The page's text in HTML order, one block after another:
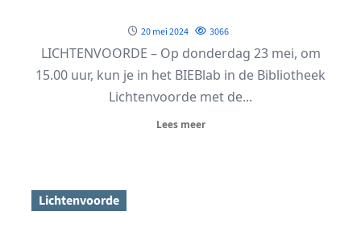
20 mei 2024 3066
LICHTENVOORDE – Op donderdag 23 mei, om
15.00 uur, kun je in het BIEBlab in de Bibliotheek
Lichtenvoorde met de...
Lees meer
Lichtenvoorde